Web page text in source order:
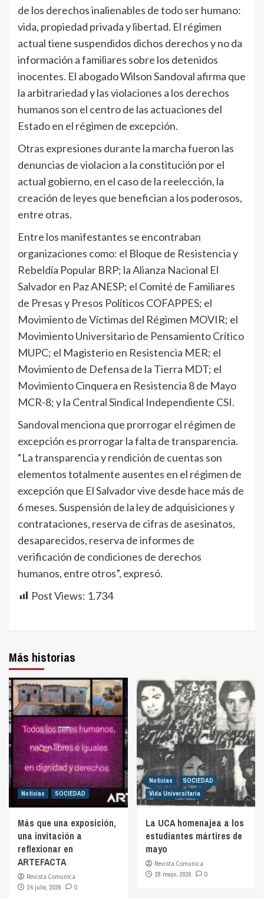
de los derechos inalienables de todo ser humano:
vida, propiedad privada y libertad. El régimen
actual tiene suspendidos dichos derechos y no da
información a familiares sobre los detenidos
inocentes. El abogado Wilson Sandoval afirma que
la arbitrariedad y las violaciones a los derechos
humanos son el centro de las actuaciones del
Estado en el régimen de excepción.
Otras expresiones durante la marcha fueron las
denuncias de violacion a la constitución por el
actual gobierno, en el caso de la reelección, la
creación de leyes que benefician a los poderosos,
entre otras.
Entre los manifestantes se encontraban
organizaciones como: el Bloque de Resistencia y
Rebeldía Popular BRP; la Alianza Nacional El
Salvador en Paz ANESP; el Comité de Familiares
de Presas y Presos Políticos COFAPPES; el
Movimiento de Víctimas del Régimen MOVIR; el
Movimiento Universitario de Pensamiento Crítico
MUPC; el Magisterio en Resistencia MER; el
Movimiento de Defensa de la Tierra MDT; el
Movimiento Cinquera en Resistencia 8 de Mayo
MCR-8; y la Central Sindical Independiente CSI.
Sandoval menciona que prorrogar el régimen de
excepción es prorrogar la falta de transparencia.
“La transparencia y rendición de cuentas son
elementos totalmente ausentes en el régimen de
excepción que El Salvador vive desde hace más de
6 meses. Suspensión de la ley de adquisiciones y
contrataciones, reserva de cifras de asesinatos,
desaparecidos, reserva de informes de
verificación de condiciones de derechos
humanos, entre otros”, expresó.
Post Views: 1.734
Más historias
Noticias SOCIEDAD
Más que una exposición,
una invitación a
reflexionar en
ARTEFACTA
Revista Comunica
24 julio, 2026
0
Noticias
SOCIEDAD
Vida Universitaria
La UCA homenajea a los
estudiantes mártires de
mayo
Revista Comunica
28 mayo, 2026
0